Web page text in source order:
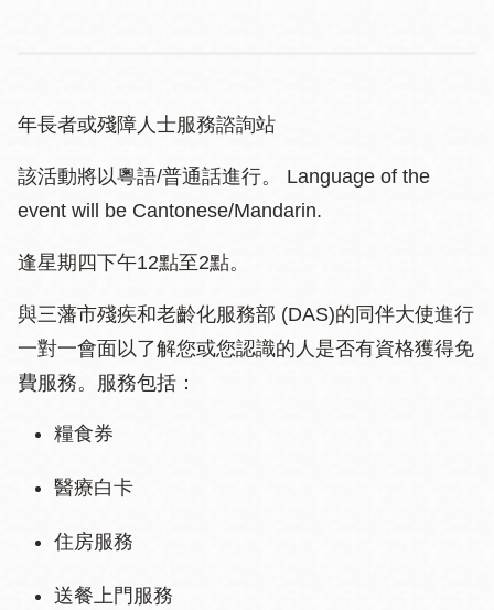
年長者或殘障人士服務諮詢站
該活動將以粵語/普通話進行。 Language of the
event will be Cantonese/Mandarin.
逢星期四下午12點至2點。
與三藩市殘疾和老齡化服務部 (DAS)的同伴大使進行
一對一會面以了解您或您認識的人是否有資格獲得免
費服務。服務包括：
糧食券
醫療白卡
住房服務
送餐上門服務